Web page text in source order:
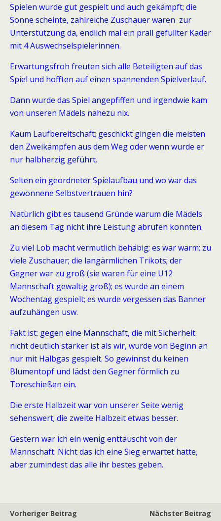
Spielen wurde gut gespielt und auch gekämpft; die
Sonne scheinte, zahlreiche Zuschauer waren zur
Unterstützung da, endlich mal ein prall gefüllter Kader
mit 4 Auswechselspielerinnen.
Erwartungsfroh freuten sich alle Beteiligten auf das
Spiel und hofften auf einen spannenden Spielverlauf.
Dann wurde das Spiel angepfiffen und irgendwie kam
von unseren Mädels nahezu nix.
Kaum Laufbereitschaft; geschickt gingen die meisten
den Zweikämpfen aus dem Weg oder wenn wurde er
nur halbherzig geführt.
Selten ein geordneter Spielaufbau und wo war das
gewonnene Selbstvertrauen hin?
Natürlich gibt es tausend Gründe warum die Mädels
an diesem Tag nicht ihre Leistung abrufen konnten.
Zu viel Lob macht vermutlich behäbig; es war warm; zu
viele Zuschauer; die langärmlichen Trikots; der
Gegner war zu groß (sie waren für eine U12
Mannschaft gewaltig groß); es wurde an einem
Wochentag gespielt; es wurde vergessen das Banner
aufzuhängen usw.
Fakt ist: gegen eine Mannschaft, die mit Sicherheit
nicht deutlich stärker ist als wir, wurde von Beginn an
nur mit Halbgas gespielt. So gewinnst du keinen
Blumentopf und lädst den Gegner förmlich zu
Toreschießen ein.
Die erste Halbzeit war von unserer Seite wenig
sehenswert; die zweite Halbzeit etwas besser.
Gestern war ich ein wenig enttäuscht von der
Mannschaft. Nicht das ich eine Sieg erwartet hätte,
aber zumindest das alle ihr bestes geben.
Vorheriger Beitrag Nächster Beitrag